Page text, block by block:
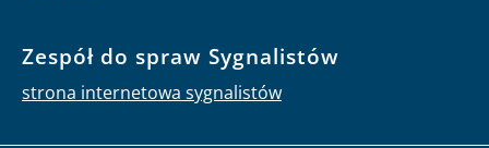
Zespół do spraw Sygnalistów
strona internetowa sygnalistów